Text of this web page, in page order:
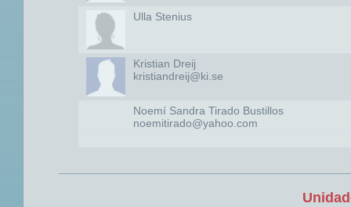
Ulla Stenius
Kristian Dreij
kristiandreij@ki.se
Noemí Sandra Tirado Bustillos
noemitirado@yahoo.com